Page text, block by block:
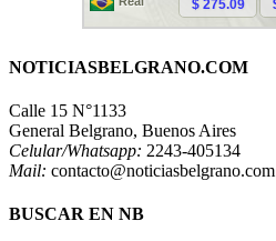
NOTICIASBELGRANO.COM
Calle 15 N°1133
General Belgrano, Buenos Aires
Celular/Whatsapp: 2243-405134
Mail: contacto@noticiasbelgrano.com
BUSCAR EN NB